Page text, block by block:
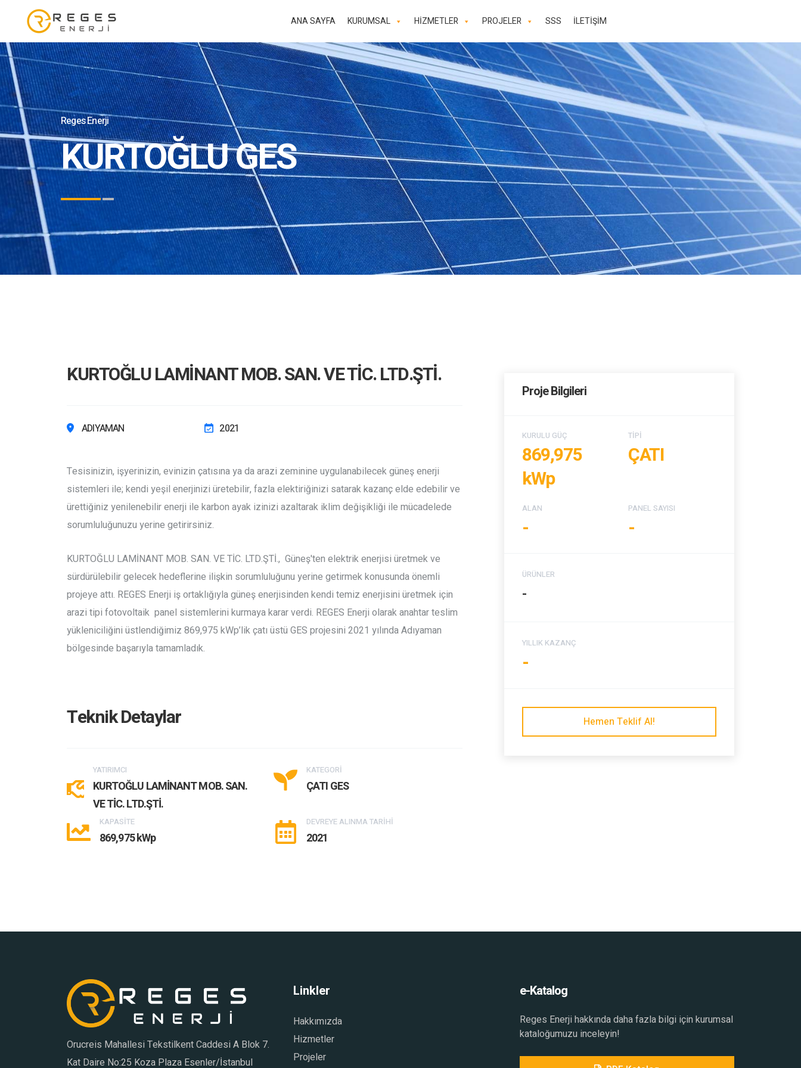
ANA SAYFA KURUMSAL HİZMETLER PROJELER SSS İLETİŞİM
Reges Enerji
KURTOĞLU GES
KURTOĞLU LAMİNANT MOB. SAN. VE TİC. LTD.ŞTİ.
ADIYAMAN 2021
Tesisinizin, işyerinizin, evinizin çatısına ya da arazi zeminine uygulanabilecek güneş enerji
sistemleri ile; kendi yeşil enerjinizi üretebilir, fazla elektiriğinizi satarak kazanç elde edebilir ve
ürettiğiniz yenilenebilir enerji ile karbon ayak izinizi azaltarak iklim değişikliği ile mücadelede
sorumluluğunuzu yerine getirirsiniz.
KURTOĞLU LAMİNANT MOB. SAN. VE TİC. LTD.ŞTİ., Güneş'ten elektrik enerjisi üretmek ve
sürdürülebilir gelecek hedeflerine ilişkin sorumluluğunu yerine getirmek konusunda önemli
projeye attı. REGES Enerji iş ortaklığıyla güneş enerjisinden kendi temiz enerjisini üretmek için
arazi tipi fotovoltaik panel sistemlerini kurmaya karar verdi. REGES Enerji olarak anahtar teslim
yükleniciliğini üstlendiğimiz 869,975 kWp’lik çatı üstü GES projesini 2021 yılında Adıyaman
bölgesinde başarıyla tamamladık.
Teknik Detaylar
YATIRIMCI
KURTOĞLU LAMİNANT MOB. SAN.
VE TİC. LTD.ŞTİ.
KATEGORİ
ÇATI GES
KAPASİTE
869,975 kWp
DEVREYE ALINMA TARİHİ
2021
Proje Bilgileri
KURULU GÜÇ
869,975
kWp
TİPİ
ÇATI
ALAN
-
PANEL SAYISI
-
ÜRÜNLER
-
YILLIK KAZANÇ
-
Hemen Teklif Al!
Orucreis Mahallesi Tekstilkent Caddesi A Blok 7.
Kat Daire No:25 Koza Plaza Esenler/İstanbul
Linkler
Hakkımızda
Hizmetler
Projeler
e-Katalog
Reges Enerji hakkında daha fazla bilgi için kurumsal
kataloğumuzu inceleyin!